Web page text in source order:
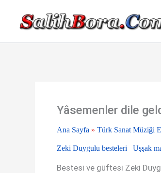
Yâsemenler dile
Ana Sayfa » Türk Sanat Müziği
Zeki Duygulu besteleri Uşşak
Bestesi ve güftesi Zeki